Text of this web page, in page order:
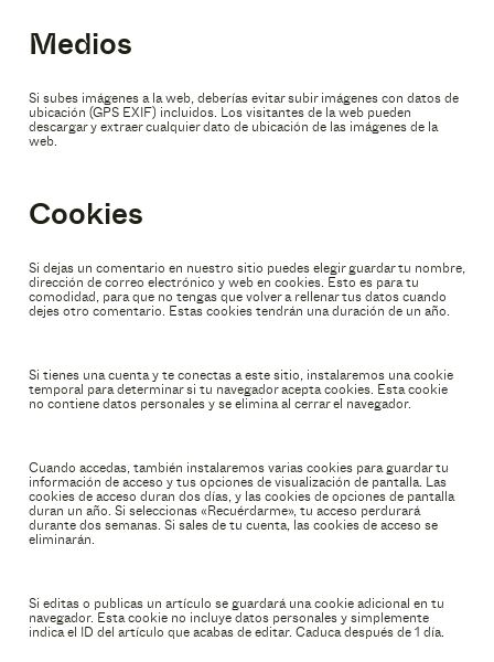
Medios
Si subes imágenes a la web, deberías evitar subir imágenes con datos de
ubicación (GPS EXIF) incluidos. Los visitantes de la web pueden
descargar y extraer cualquier dato de ubicación de las imágenes de la
web.
Cookies
Si dejas un comentario en nuestro sitio puedes elegir guardar tu nombre,
dirección de correo electrónico y web en cookies. Esto es para tu
comodidad, para que no tengas que volver a rellenar tus datos cuando
dejes otro comentario. Estas cookies tendrán una duración de un año.
Si tienes una cuenta y te conectas a este sitio, instalaremos una cookie
temporal para determinar si tu navegador acepta cookies. Esta cookie
no contiene datos personales y se elimina al cerrar el navegador.
Cuando accedas, también instalaremos varias cookies para guardar tu
información de acceso y tus opciones de visualización de pantalla. Las
cookies de acceso duran dos días, y las cookies de opciones de pantalla
duran un año. Si seleccionas «Recuérdarme», tu acceso perdurará
durante dos semanas. Si sales de tu cuenta, las cookies de acceso se
eliminarán.
Si editas o publicas un artículo se guardará una cookie adicional en tu
navegador. Esta cookie no incluye datos personales y simplemente
indica el ID del artículo que acabas de editar. Caduca después de 1 día.